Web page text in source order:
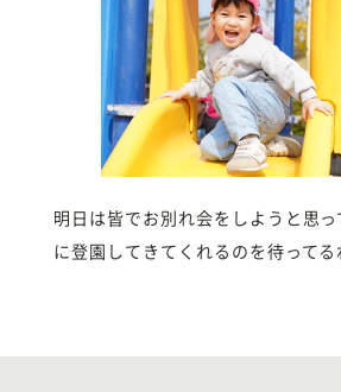
明日は皆でお別れ会をしようと思っ
に登園してきてくれるのを待ってる